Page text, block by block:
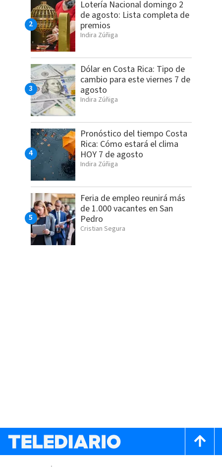
Lotería Nacional domingo 2
de agosto: Lista completa de
premios
Indira Zúñiga
Dólar en Costa Rica: Tipo de
cambio para este viernes 7 de
agosto
Indira Zúñiga
Pronóstico del tiempo Costa
Rica: Cómo estará el clima
HOY 7 de agosto
Indira Zúñiga
Feria de empleo reunirá más
de 1.000 vacantes en San
Pedro
Cristian Segura